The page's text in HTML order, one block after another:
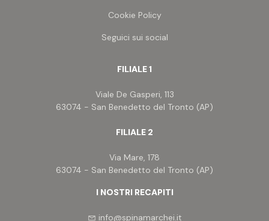
Cookie Policy
Seguici sui social
FILIALE 1
Viale De Gasperi, 113
63074 - San Benedetto del Tronto (AP)
FILIALE 2
Via Mare, 178
63074 - San Benedetto del Tronto (AP)
I NOSTRI RECAPITI
info@spinamarchei.it